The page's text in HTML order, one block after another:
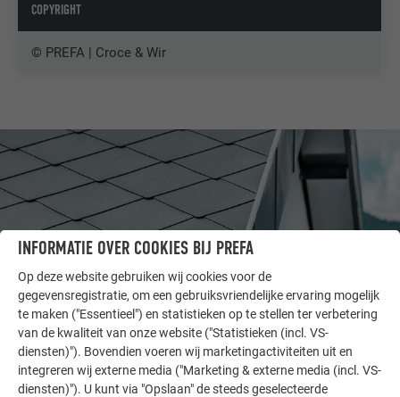
COPYRIGHT
© PREFA | Croce & Wir
LAAT U INSPIREREN
ANDERE OBJECTEN
INFORMATIE OVER COOKIES BIJ PREFA
Op deze website gebruiken wij cookies voor de
gegevensregistratie, om een gebruiksvriendelijke ervaring mogelijk
te maken ("Essentieel") en statistieken op te stellen ter verbetering
van de kwaliteit van onze website ("Statistieken (incl. VS-
diensten)"). Bovendien voeren wij marketingactiviteiten uit en
integreren wij externe media ("Marketing & externe media (incl. VS-
diensten)"). U kunt via "Opslaan" de steeds geselecteerde